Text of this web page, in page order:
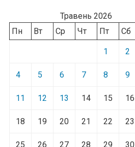
Травень 2026
Пн
Вт Ср Чт Пт Сб
1 2
4 5 6 7 8 9
11 12 13 14 15 16
18 19 20 21 22 23
25 26 27 28 29 30